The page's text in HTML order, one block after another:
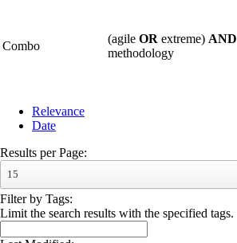
Combo
(agile OR extreme) AND
methodology
Relevance
Date
Results per Page:
15
Filter by Tags:
Limit the search results with the specified tags.